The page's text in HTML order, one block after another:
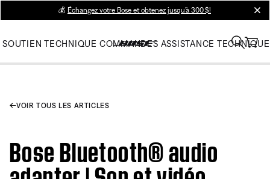
💰 Échangez votre Bose et obtenez jusqu’à 300 $!
SOUTIEN TECHNIQUE COMMANDES ASSISTANCE TECHNIQUE
VOIR TOUS LES ARTICLES
Bose Bluetooth® audio